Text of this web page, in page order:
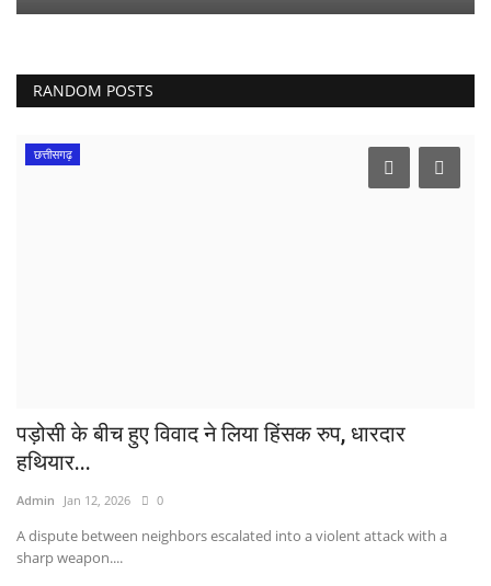
RANDOM POSTS
छत्तीसगढ़
पड़ोसी के बीच हुए विवाद ने लिया हिंसक रुप, धारदार
हथियार...
Admin Jan 12, 2026 0
A dispute between neighbors escalated into a violent attack with a
sharp weapon....